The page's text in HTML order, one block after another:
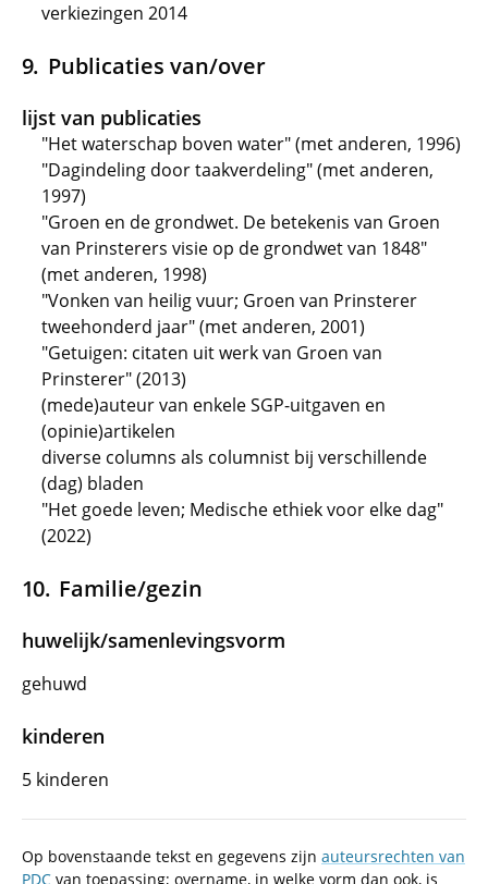
verkiezingen 2014
Publicaties van/over
lijst van publicaties
"Het waterschap boven water" (met anderen, 1996)
"Dagindeling door taakverdeling" (met anderen,
1997)
"Groen en de grondwet. De betekenis van Groen
van Prinsterers visie op de grondwet van 1848"
(met anderen, 1998)
"Vonken van heilig vuur; Groen van Prinsterer
tweehonderd jaar" (met anderen, 2001)
"Getuigen: citaten uit werk van Groen van
Prinsterer" (2013)
(mede)auteur van enkele SGP-uitgaven en
(opinie)artikelen
diverse columns als columnist bij verschillende
(dag) bladen
"Het goede leven; Medische ethiek voor elke dag"
(2022)
Familie/gezin
huwelijk/samenlevingsvorm
gehuwd
kinderen
5 kinderen
Op bovenstaande tekst en gegevens zijn auteursrechten van
PDC van toepassing; overname, in welke vorm dan ook, is